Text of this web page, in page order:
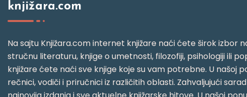
knjižara.com
Na sajtu Knjižara.com internet knjižare naći ćete širok izbor
stručnu literaturu, knjige o umetnosti, filozofiji, psihologiji ili
knjižare ćete naći sve knjige koje su vam potrebne. U našoj
rečnici, vodiči i priručnici iz različitih oblasti. Zahvaljujući